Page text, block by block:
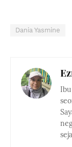
Dania Yasmine